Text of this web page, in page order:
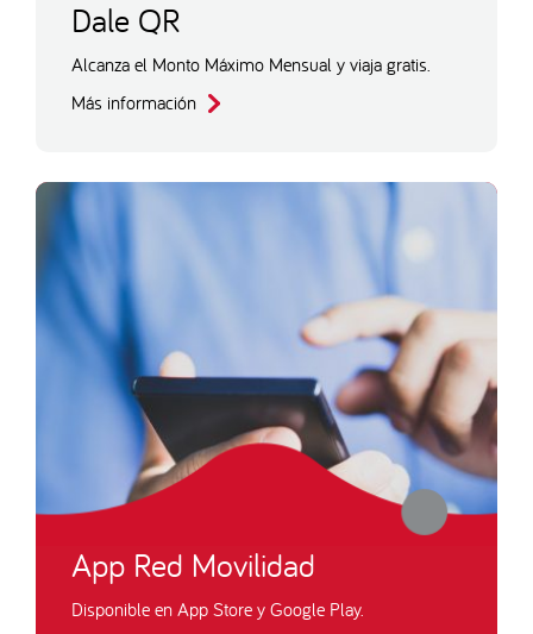
Dale QR
Alcanza el Monto Máximo Mensual y viaja gratis.
Más información
App Red Movilidad
Disponible en App Store y Google Play.